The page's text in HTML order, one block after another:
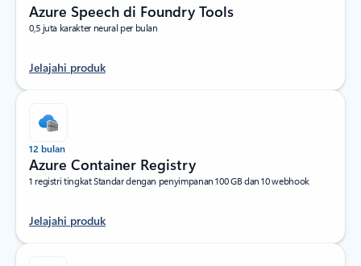
Azure Speech di Foundry Tools
0,5 juta karakter neural per bulan
Jelajahi produk
12 bulan
Azure Container Registry
1 registri tingkat Standar dengan penyimpanan 100 GB dan 10 webhook
Jelajahi produk